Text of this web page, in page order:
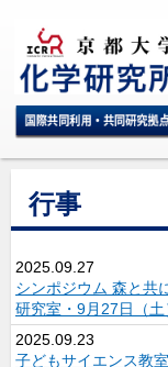
行事
2025.09.27
シンポジウム 森と共
研究室・9月27日（土
2025.09.23
子どもサイエンス教